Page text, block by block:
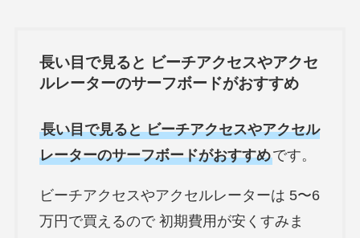
長い目で見ると ビーチアクセスやアクセ
ルレーターのサーフボードがおすすめ
長い目で見ると ビーチアクセスやアクセル
レーターのサーフボードがおすすめです。
ビーチアクセスやアクセルレーターは 5〜6
万円で買えるので 初期費用が安くすみま